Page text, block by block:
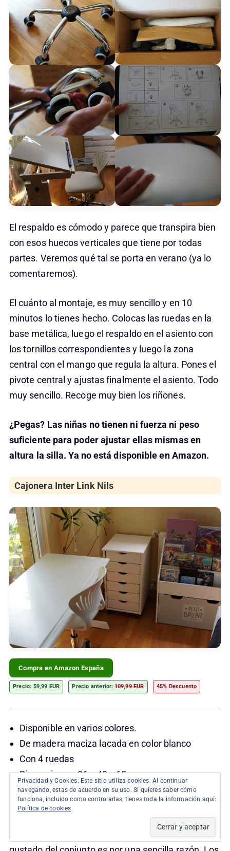
El respaldo es cómodo y parece que transpira bien
con esos huecos verticales que tiene por todas
partes. Veremos qué tal se porta en verano (ya lo
comentaremos).
El cuánto al montaje, es muy sencillo y en 10
minutos lo tienes hecho. Colocas las ruedas en la
base metálica, luego el respaldo en el asiento con
los tornillos correspondientes y luego la zona
central con el mango que regula la altura. Pones el
pivote central y ajustas finalmente el asiento. Todo
muy sencillo. Recoge muy bien los riñones.
¿Pegas? Las niñas no tienen ni fuerza ni peso
suficiente para poder ajustar ellas mismas en
altura la silla. Ya no está disponible en Amazon.
Cajonera Inter Link Nils
Compra en Amazon España
Precio: 59,99 EUR Precio anterior: 109,99 EUR 45% Descuento
Disponible en varios colores.
De madera maciza lacada en color blanco
Con 4 ruedas
Dimensiones: 36 x 40 x 65 cm
Dimensiones internas de cajones: 27.5 x 31.5 x
5.5 cm.
Probablemente, el mueble que menos nos ha
Privacidad y Cookies: Este sitio utiliza cookies. Al continuar
navegando, estas de acuerdo en su uso. Si quieres saber cómo
funciona, incluido como controlarlas, tienes toda la información aquí:
Política de cookies